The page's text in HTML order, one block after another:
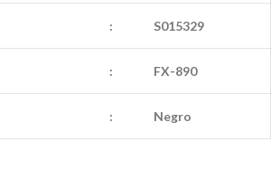
: S015329
: FX-890
: Negro